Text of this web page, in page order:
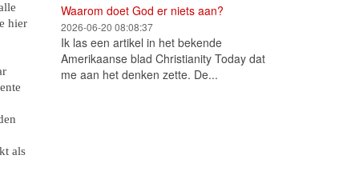
hier
als
Waarom doet God er niets aan?
2026-06-20 08:08:37
Ik las een artikel in het bekende
Amerikaanse blad Christianity Today dat
me aan het denken zette. De...